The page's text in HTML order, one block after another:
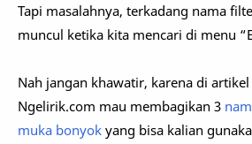
Tapi masalahnya, terkadang nama
muncul ketika kita mencari di menu
Nah jangan khawatir, karena di
Ngelirik.com mau membagikan 3
muka bonyok yang bisa kalian